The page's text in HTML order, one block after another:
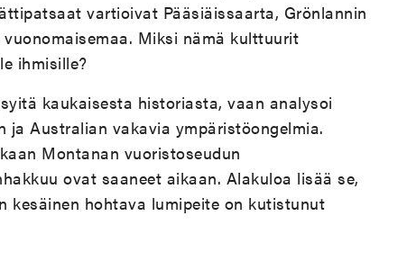
vartioivat Pääsiäissaarta, Grönlannin
Miksi nämä kulttuurit
ihmisille?
kaukaisesta historiasta, vaan analysoi
ja Australian vakavia ympäristöongelmia.
Montanan vuoristoseudun
ovat saaneet aikaan. Alakuloa lisää se,
kesäinen hohtava lumipeite on kutistunut